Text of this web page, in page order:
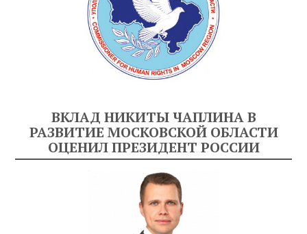
ВКЛАД НИКИТЫ ЧАПЛИНА В
РАЗВИТИЕ МОСКОВСКОЙ ОБЛАСТИ
ОЦЕНИЛ ПРЕЗИДЕНТ РОССИИ